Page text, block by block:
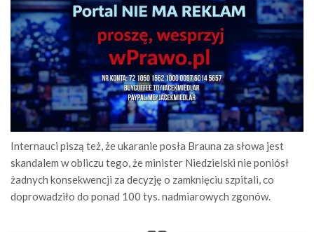
Internauci piszą też, że ukaranie posła Brauna za słowa jest
skandalem w obliczu tego, że minister Niedzielski nie poniósł
żadnych konsekwencji za decyzję o zamknięciu szpitali, co
doprowadziło do ponad 100 tys. nadmiarowych zgonów.